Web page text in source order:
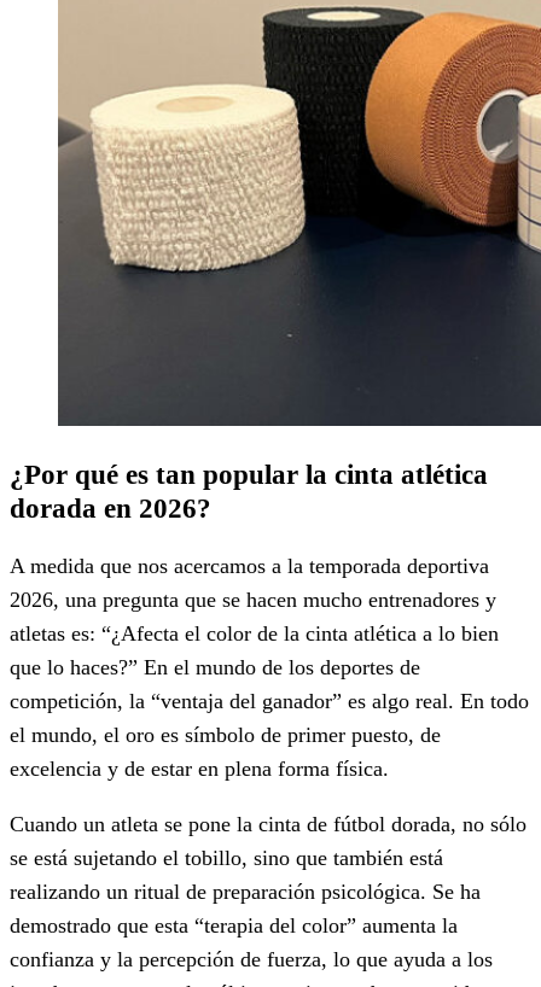
¿Por qué es tan popular la cinta atlética
dorada en 2026?
A medida que nos acercamos a la temporada deportiva
2026, una pregunta que se hacen mucho entrenadores y
atletas es: “¿Afecta el color de la cinta atlética a lo bien
que lo haces?” En el mundo de los deportes de
competición, la “ventaja del ganador” es algo real. En todo
el mundo, el oro es símbolo de primer puesto, de
excelencia y de estar en plena forma física.
Cuando un atleta se pone la cinta de fútbol dorada, no sólo
se está sujetando el tobillo, sino que también está
realizando un ritual de preparación psicológica. Se ha
demostrado que esta “terapia del color” aumenta la
confianza y la percepción de fuerza, lo que ayuda a los